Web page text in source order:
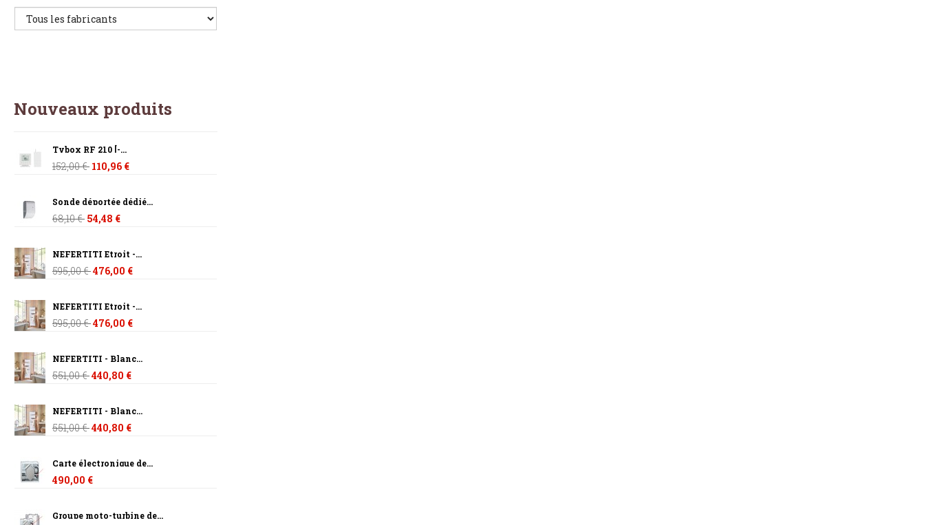
Nouveaux produits
Tybox RF 210 [-...
152,00 € 110,96 €
Sonde déportée dédié...
68,10 € 54,48 €
NEFERTITI Etroit -...
595,00 €476,00 €
NEFERTITI Etroit -...
595,00 €476,00 €
NEFERTITI - Blanc...
551,00 €440,80 €
NEFERTITI - Blanc...
551,00 €440,80 €
Carte électronique de...
490,00 €
Groupe moto-turbine de...